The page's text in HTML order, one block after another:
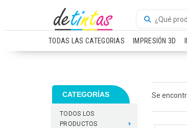
TODAS LAS CATEGORIAS IMPRESIÓN 3D
CATEGORÍAS
TODOS LOS
PRODUCTOS
Se